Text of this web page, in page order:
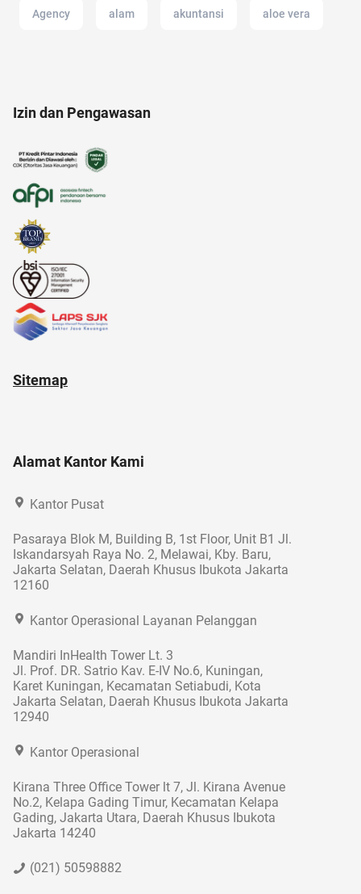
Agency alam akuntansi aloe vera
alamat di tokopedia
Izin dan Pengawasan
Sitemap
Alamat Kantor Kami
Kantor Pusat
Pasaraya Blok M, Building B, 1st Floor, Unit B1 Jl.
Iskandarsyah Raya No. 2, Melawai, Kby. Baru,
Jakarta Selatan, Daerah Khusus Ibukota Jakarta
12160
Kantor Operasional Layanan Pelanggan
Mandiri InHealth Tower Lt. 3
Jl. Prof. DR. Satrio Kav. E-IV No.6, Kuningan,
Karet Kuningan, Kecamatan Setiabudi, Kota
Jakarta Selatan, Daerah Khusus Ibukota Jakarta
12940
Kantor Operasional
Kirana Three Office Tower lt 7, Jl. Kirana Avenue
No.2, Kelapa Gading Timur, Kecamatan Kelapa
Gading, Jakarta Utara, Daerah Khusus Ibukota
Jakarta 14240
(021) 50598882